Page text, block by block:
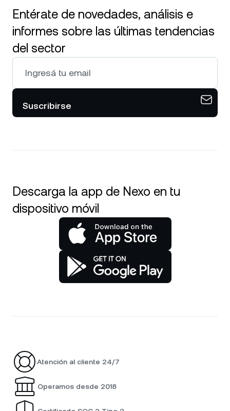
Entérate de novedades, análisis e
informes sobre las últimas tendencias
del sector
Suscribirse
Descarga la app de Nexo en tu
dispositivo móvil
Atención al cliente 24/7
Operamos desde 2018